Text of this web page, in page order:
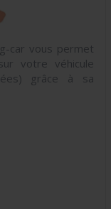
car vous permet
votre véhicule
grâce à sa